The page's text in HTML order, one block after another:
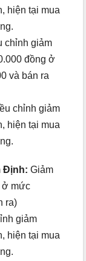
hiện tại mua
chỉnh giảm
đồng ở
và bán ra
chỉnh giảm
hiện tại mua
Định: Giảm
ở mức
ra)
giảm
hiện tại mua